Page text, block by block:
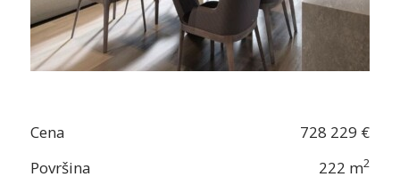
Cena
728 229 €
Površina
222 m2